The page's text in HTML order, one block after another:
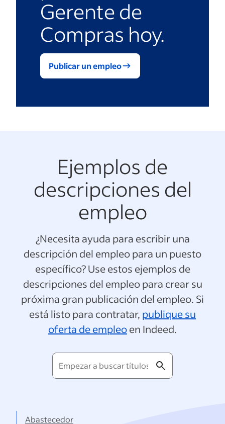
Gerente de
Compras hoy.
Publicar un empleo
Ejemplos de
descripciones del
empleo
¿Necesita ayuda para escribir una
descripción del empleo para un puesto
específico? Use estos ejemplos de
descripciones del empleo para crear su
próxima gran publicación del empleo. Si
está listo para contratar, publique su
oferta de empleoen Indeed.
Empezar
a
Abastecedor